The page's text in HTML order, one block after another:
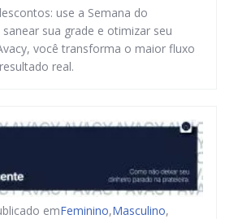
use a Semana do
sua grade e otimizar seu
você transforma o maior fluxo
real.
emFeminino,Masculino,